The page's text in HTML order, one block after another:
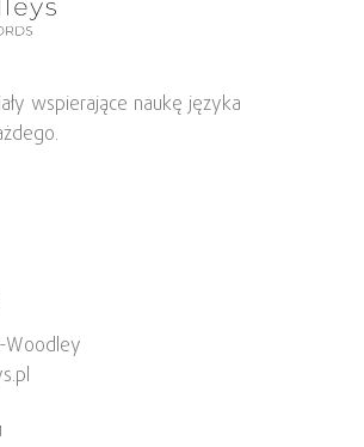
wspierające naukę języka
Woodley